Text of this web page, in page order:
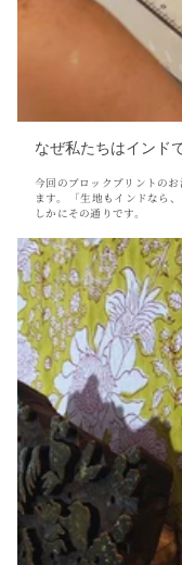
なぜ私たちはインド
今回のブロックプリントの
ます。 「生地もインドなら
しかにその通りです。